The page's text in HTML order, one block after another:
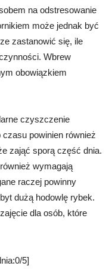
na odstresowanie
może jednak być
zastanowić się, ile
Wbrew
obowiązkiem
czyszczenie
powinien również
zająć sporą część dnia.
wymagają
raczej powinny
dużą hodowlę rybek.
dla osób, które
5]